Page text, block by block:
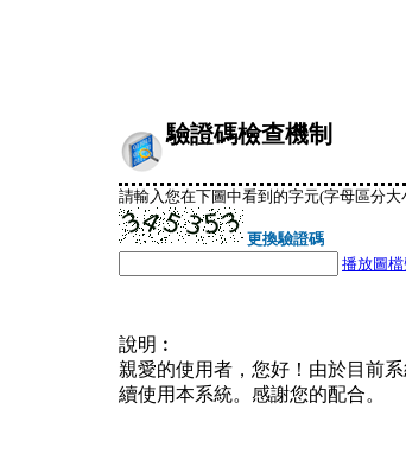
驗證碼檢查機制
請輸入您在下圖中看到的字元(字母區分大
更換驗證碼
播放圖
說明︰
親愛的使用者，您好！由於目前
續使用本系統。感謝您的配合。